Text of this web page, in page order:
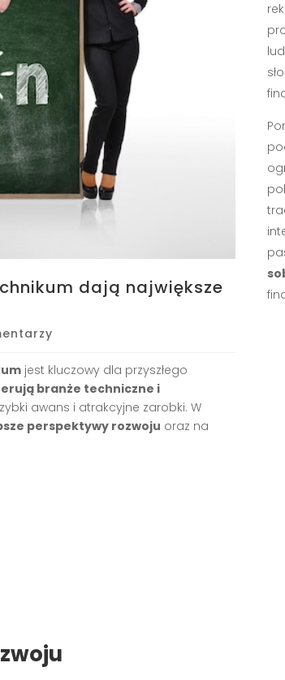
dają największe
jest kluczowy dla przyszłego
branże techniczne i
awans i atrakcyjne zarobki. W
perspektywy rozwoju oraz na